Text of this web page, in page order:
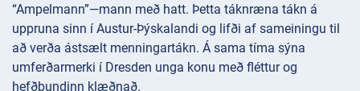
“Ampelmann”—mann með hatt. Þetta táknræna tákn á
uppruna sinn í Austur-Þýskalandi og lifði af sameiningu til
að verða ástsælt menningartákn. Á sama tíma sýna
umferðarmerki í Dresden unga konu með fléttur og
hefðbundinn klæðnað.